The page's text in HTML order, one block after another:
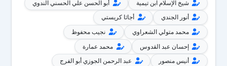
شيخ الإسلام ابن تيمية
أبو الحسن علي الحسني الندوي
أنور الجندي
أجاثا كريستي
محمد متولي الشعراوي
نجيب محفوظ
إحسان عبد القدوس
محمد عمارة
أنيس منصور
عبد الرحمن الجوزي أبو الفرج